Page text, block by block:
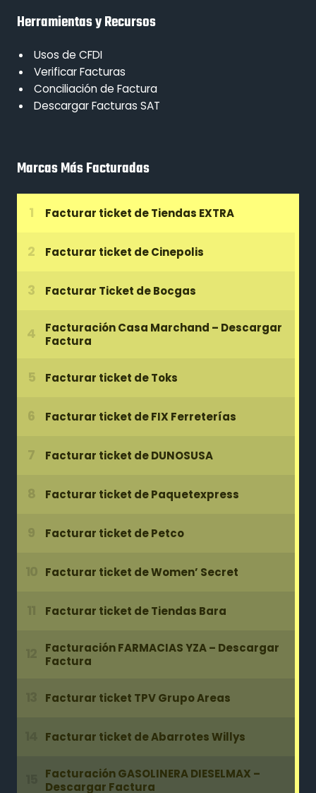
Herramientas y Recursos
Usos de CFDI
Verificar Facturas
Conciliación de Factura
Descargar Facturas SAT
Marcas Más Facturadas